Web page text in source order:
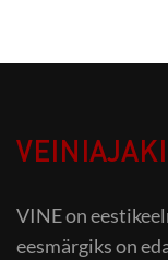
VINE on
eesmärgiks on